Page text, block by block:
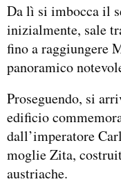
Da lì si imbocca il
inizialmente, sale
fino a raggiungere
panoramico
Proseguendo, si
edificio
dall’imperatore
moglie Zita,
austriache.